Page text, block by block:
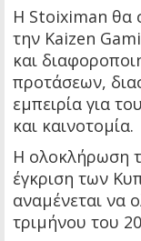
Η Stoiximan θα
την Kaizen
και
προτάσεων,
εμπειρία για
και καινοτομία.
Η ολοκλήρωση
έγκριση των
αναμένεται να
τριμήνου του